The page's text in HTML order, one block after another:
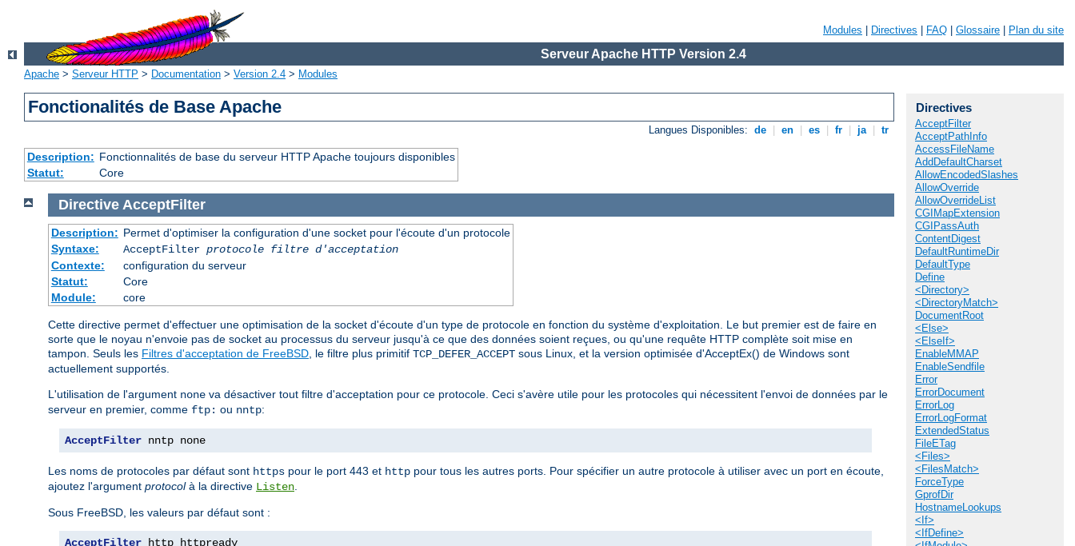
Modules Directives FAQ Glossaire Plan du site
Serveur Apache HTTP Version 2.4
Apache > Serveur HTTP > Documentation > Version 2.4 > Modules
Fonctionalités de Base Apache
Langues Disponibles: de en es fr ja tr
Description: Fonctionnalités de base du serveur HTTP Apache toujours disponibles
Statut:
Core
Directives
AcceptFilter
AcceptPathInfo
AccessFileName
AddDefaultCharset
AllowEncodedSlashes
AllowOverride
AllowOverrideList
CGIMapExtension
CGIPassAuth
ContentDigest
DefaultRuntimeDir
DefaultType
Define
<Directory>
<DirectoryMatch>
DocumentRoot
<Else>
<ElseIf>
EnableMMAP
EnableSendfile
Error
ErrorDocument
ErrorLog
ErrorLogFormat
ExtendedStatus
FileETag
<Files>
<FilesMatch>
ForceType
GprofDir
HostnameLookups
<If>
<IfDefine>
Directive AcceptFilter
Description: Permet d'optimiser la configuration d'une socket pour l'écoute d'un protocole
Syntaxe:
AcceptFilter protocole filtre d'acceptation
Contexte:
configuration du serveur
Statut:
Core
Module:
core
Cette directive permet d'effectuer une optimisation de la socket d'écoute d'un type de protocole en fonction du système d'exploitation. Le but premier est de faire en
sorte que le noyau n'envoie pas de socket au processus du serveur jusqu'à ce que des données soient reçues, ou qu'une requête HTTP complète soit mise en
tampon. Seuls les Filtres d'acceptation de FreeBSD , le filtre plus primitif TCP_DEFER_ACCEPT sous Linux, et la version optimisée d'AcceptEx() de Windows sont
actuellement supportés.
L'utilisation de l'argument none va désactiver tout filtre d'acceptation pour ce protocole. Ceci s'avère utile pour les protocoles qui nécessitent l'envoi de données par le
serveur en premier, comme ftp: ou nntp:
AcceptFilter nntp none
Les noms de protocoles par défaut sont https pour le port 443 et http pour tous les autres ports. Pour spécifier un autre protocole à utiliser avec un port en écoute,
ajoutez l'argument protocolà la directive Listen
Sous FreeBSD, les valeurs par défaut sont :
AcceptFilter